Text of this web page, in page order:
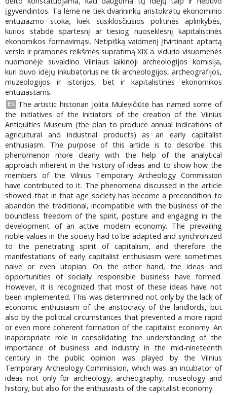
įgyvendintos. Tą lėmė ne tiek dvarininkų aristokratų ekonominio
entuziazmo stoka, kiek susiklosčiusios politinės aplinkybės,
kurios stabdė spartesnį ar tiesiog nuoseklesnį kapitalistinės
ekonomikos formavimąsi. Netipišką vaidmenį įtvirtinant aptartą
verslo ir pramonės reikšmės supratimą XIX a. vidurio visuomenės
nuomonėje suvaidino Vilniaus laikinoji archeologijos komisija,
kuri buvo idėjų inkubatorius ne tik archeologijos, archeografijos,
muzeologijos ir istorijos, bet ir kapitalistinės ekonomikos
entuziastams.
EN
The artistic historian Jolita Mulevičiūtė has named some of
the initiatives of the initiators of the creation of the Vilnius
Antiquities Museum (the plan to produce annual indications of
agricultural and industrial products) as an early capitalist
enthusiasm. The purpose of this article is to describe this
phenomenon more clearly with the help of the analytical
approach inherent in the history of ideas and to show how the
members of the Vilnius Temporary Archeology Commission
have contributed to it. The phenomena discussed in the article
showed that in that age society has become a precondition to
abandon the traditional, incompatible with the business of the
boundless freedom of the spirit, posture and engaging in the
development of an active modern economy. The prevailing
noble values in the society had to be adapted and synchronized
to the penetrating spirit of capitalism, and therefore the
manifestations of early capitalist enthusiasm were sometimes
naive or even utopian. On the other hand, the ideas and
opportunities of socially responsible business have formed.
However, it is recognized that most of these ideas have not
been implemented. This was determined not only by the lack of
economic enthusiasm of the aristocracy of the landlords, but
also by the political circumstances that prevented a more rapid
or even more coherent formation of the capitalist economy. An
inappropriate role in consolidating the understanding of the
importance of business and industry in the mid-nineteenth
century in the public opinion was played by the Vilnius
Temporary Archeology Commission, which was an incubator of
ideas not only for archeology, archeography, museology and
history, but also for the enthusiasts of the capitalist economy.